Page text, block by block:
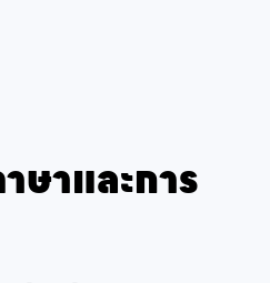
ษาและการ